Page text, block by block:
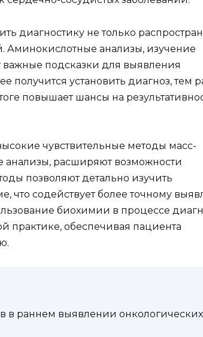
диагностику не только
Аминокислотные анализы, изучение
важные подсказки для выявления
получится установить диагноз, тем
повышает шансы на
чувствительные методы масс-
расширяют возможности
позволяют детально изучить
что содействует более точному
биохимии в процессе
практике, обеспечивая пациента
в раннем выявлении онкологических